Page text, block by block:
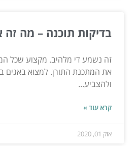
בדיקות תוכנה – מה זה
זה נשמע די מלהיב. מקצוע שכל
את המתכנת התורן. למצוא
ולהצביע...
קרא עוד »
אוק 01, 2020